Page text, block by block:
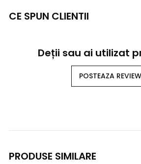
CE SPUN CLIENTII
Deții sau ai utilizat
POSTEAZA REVIEW
PRODUSE SIMILARE